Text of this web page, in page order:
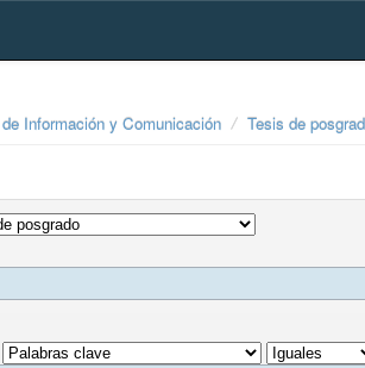
Información y Comunicación Tesis de